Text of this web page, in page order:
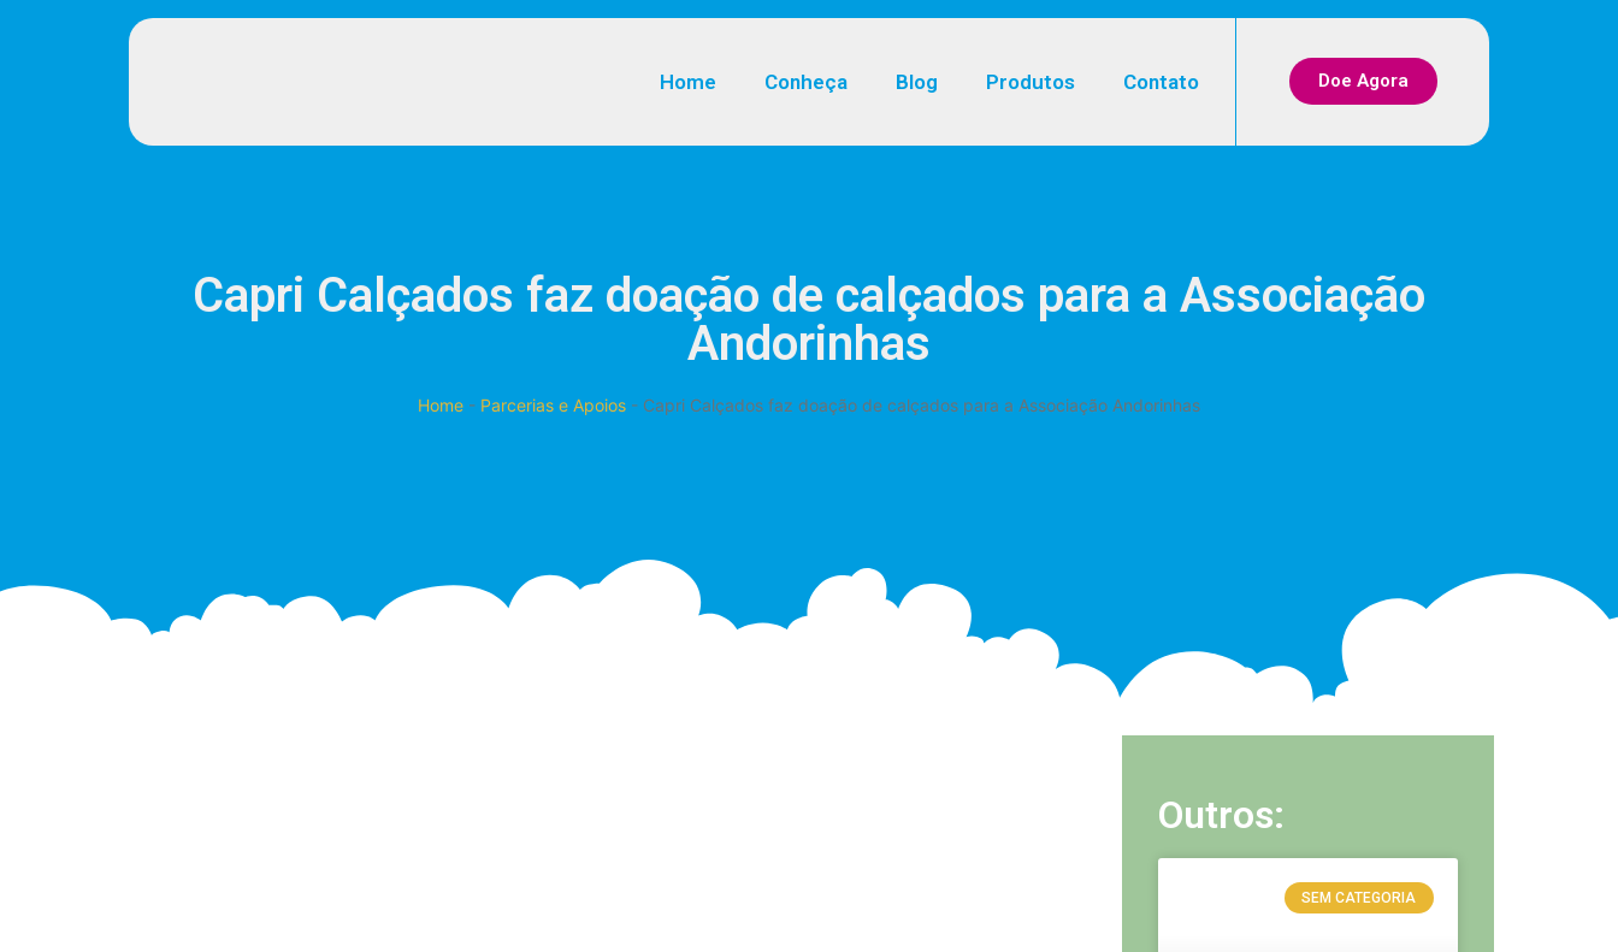
Home Conheça Blog Produtos Contato Doe Agora
Capri Calçados faz doação de calçados para a Associação
Andorinhas
Home - Parcerias e Apoios - Capri Calçados faz doação de calçados para a Associação Andorinhas
Outros:
SEM CATEGORIA